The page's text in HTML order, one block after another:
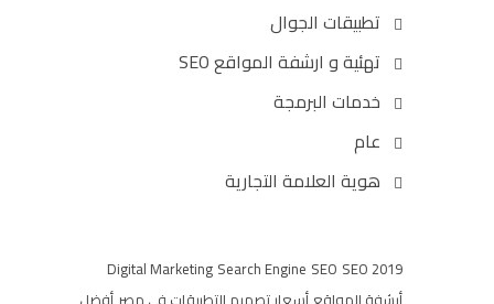
تطبيقات الجوال
تهئية و ارشفة المواقع SEO
خدمات البرمجة
عام
هوية العلامة التجارية
Digital Marketing Search Engine SEO SEO 2019